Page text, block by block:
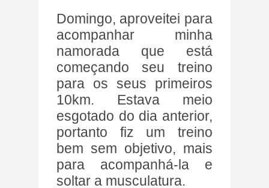
Domingo, aproveitei para
acompanhar minha
namorada que está
começando seu treino
para os seus primeiros
10km. Estava meio
esgotado do dia anterior,
portanto fiz um treino
bem sem objetivo, mais
para acompanhá-la e
soltar a musculatura.